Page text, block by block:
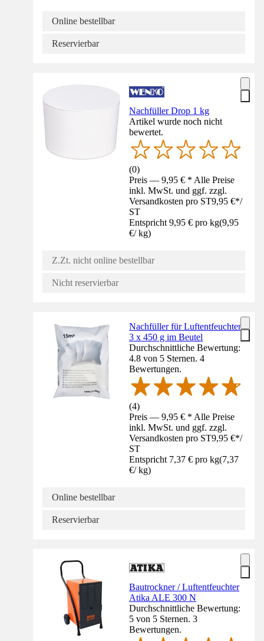
Online bestellbar
Reservierbar
Nachfüller Drop 1 kg
Artikel wurde noch nicht
bewertet.
(0)
Preis — 9,95 € * Alle Preise
inkl. MwSt. und ggf. zzgl.
Versandkosten pro ST9,95 €*/
ST
Entspricht 9,95 € pro kg(9,95
€/ kg)
Z.Zt. nicht online bestellbar
Nicht reservierbar
Nachfüller für Luftentfeuchter
3 x 450 g im Beutel
Durchschnittliche Bewertung:
4.8 von 5 Sternen. 4
Bewertungen.
(4)
Preis — 9,95 € * Alle Preise
inkl. MwSt. und ggf. zzgl.
Versandkosten pro ST9,95 €*/
ST
Entspricht 7,37 € pro kg(7,37
€/ kg)
Online bestellbar
Reservierbar
Bautrockner / Luftentfeuchter
Atika ALE 300 N
Durchschnittliche Bewertung:
5 von 5 Sternen. 3
Bewertungen.